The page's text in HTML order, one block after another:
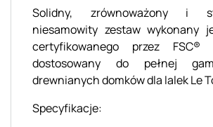
Solidny, zrównoważony i
niesamowity zestaw wykonany
certyfikowanego przez
dostosowany do pełnej
drewnianych domków dla lalek Le
Specyfikacje: